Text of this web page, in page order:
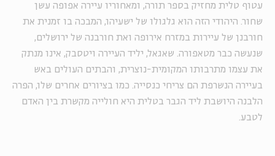
עטוף טלית מחזיק בספר תורה, ומאחוריו עיירה אפופה עשן
שחור. היהודי הזה הוא גלגולו של ישעיהו, המבכה בו זמנית את
חורבנן של עיירות במזרח אירופה ואת חורבנה של ירושלים,
שנעשה כבר מטאפורה. שאגאל, יליד העיירה ויטסבק, אינו מנתק
את עצמו מתרבותו המקומית-נוצרית, והבתים העולים באש
בעיירה הנשרפת הם צריחי כנסייה. כמו בציורים אחרים שלו, הפרה
הלבנה היושבת ליד הגבר בטלית היא חולייה מקשרת בין האדם
לטבע.